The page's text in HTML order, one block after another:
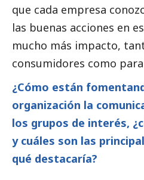
que cada empresa
las buenas acciones en
mucho más impacto,
consumidores como
¿Cómo están
organización la
los grupos de interés,
y cuáles son las
qué destacaría?